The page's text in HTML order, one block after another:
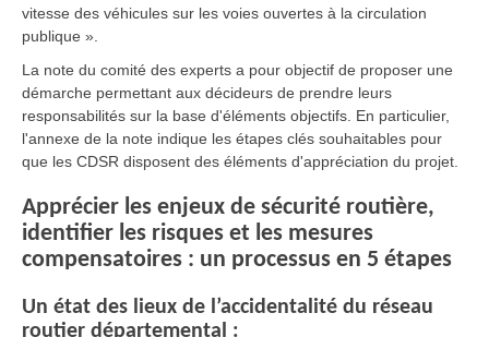
vitesse des véhicules sur les voies ouvertes à la circulation
publique ».
La note du comité des experts a pour objectif de proposer une
démarche permettant aux décideurs de prendre leurs
responsabilités sur la base d'éléments objectifs. En particulier,
l'annexe de la note indique les étapes clés souhaitables pour
que les CDSR disposent des éléments d'appréciation du projet.
Apprécier les enjeux de sécurité routière,
identifier les risques et les mesures
compensatoires : un processus en 5 étapes
Un état des lieux de l’accidentalité du réseau
routier départemental :